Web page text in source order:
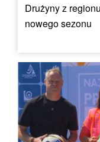
Drużyny z
nowego sezonu